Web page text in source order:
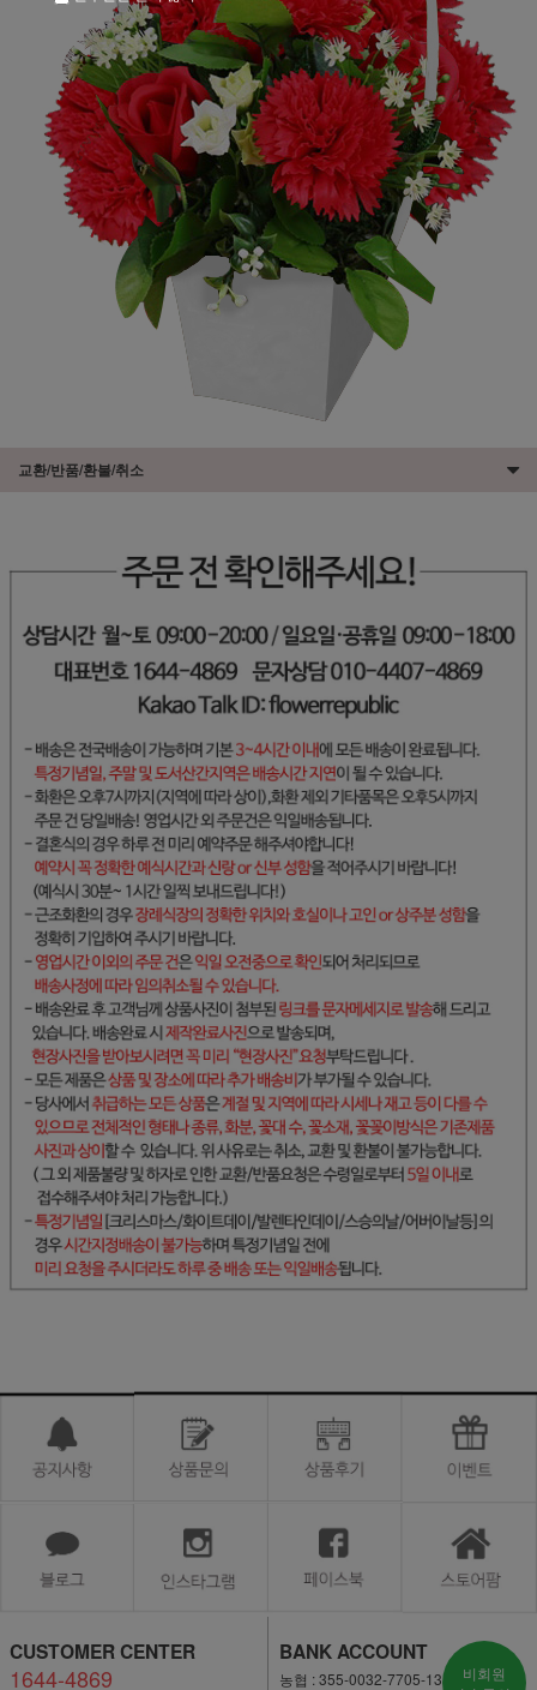
교환/반품/환불/취소
CUSTOMER CENTER
1644-4869
BANK ACCOUNT
농협 : 355-0032-7705-13
비회원